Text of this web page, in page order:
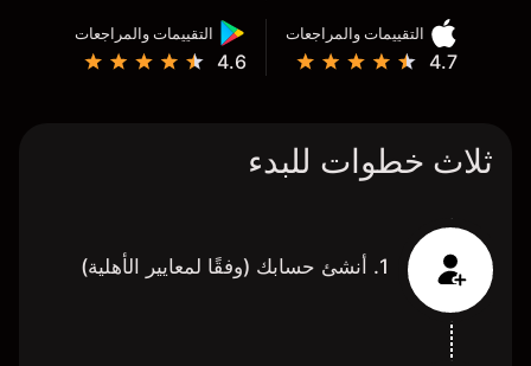
التقييمات والمراجعات
4.7
التقييمات والمراجعات
4.6
ثلاث خطوات للبدء
1. أنشئ حسابك (وفقًا لمعايير الأهلية)